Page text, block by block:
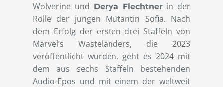
Wolverine und Derya Flechtnerin der
Rolle der jungen Mutantin Sofia. Nach
dem Erfolg der ersten drei Staffeln von
Marvel’s Wastelanders, die 2023
veröffentlicht wurden, geht es 2024 mit
dem aus sechs Staffeln bestehenden
Audio-Epos und mit einem der weltweit